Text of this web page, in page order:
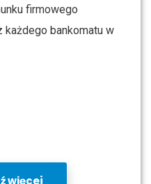
firmowego
każdego bankomatu w
więcej